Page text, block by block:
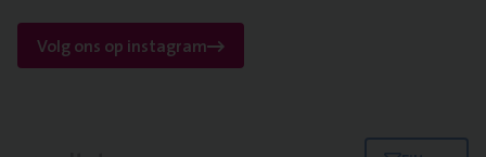
Volg ons op instagram